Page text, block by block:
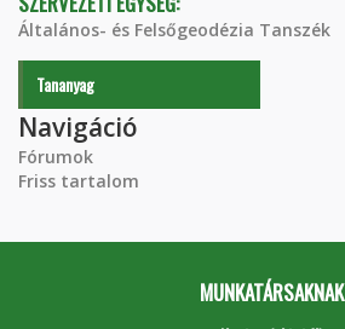
Általános- és Felsőgeodézia Tanszék
Tananyag
Navigáció
Fórumok
Friss tartalom
MUNKATÁRSAKNAK